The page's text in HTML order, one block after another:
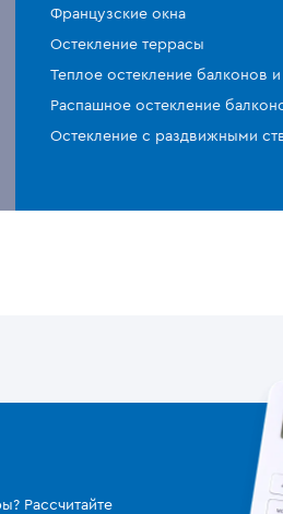
Французские окна
Остекление террасы
Теплое остекление балконов
Распашное остекление
Остекление с раздвижными
Рассчитайте